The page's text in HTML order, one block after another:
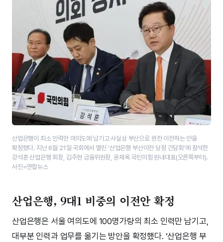
산업은행이 최소 인력만 여의도에 남기고 사실상 부산으로 완전 이전하는 안을
확정했다. 지난 6월 21일 국회에서 열린 ‘산업은행 부산이전 당정 간담회’에​ 참석한
강석훈 산업은행 회장, 김주현 금융위원장, 윤재옥 국민의힘 원내대표(오른쪽부터).
사진=연합뉴스
산업은행, 9대1 비중의 이전안 확정
산업은행은 서울 여의도에 100명가량의 최소 인력만 남기고,
대부분 인력과 업무를 옮기는 방안을 확정했다. ‘산업은행 부